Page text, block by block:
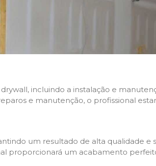
incluindo a instalação e
e manutenção, o profissional
um resultado de alta qualidade e
proporcionará um acabamento